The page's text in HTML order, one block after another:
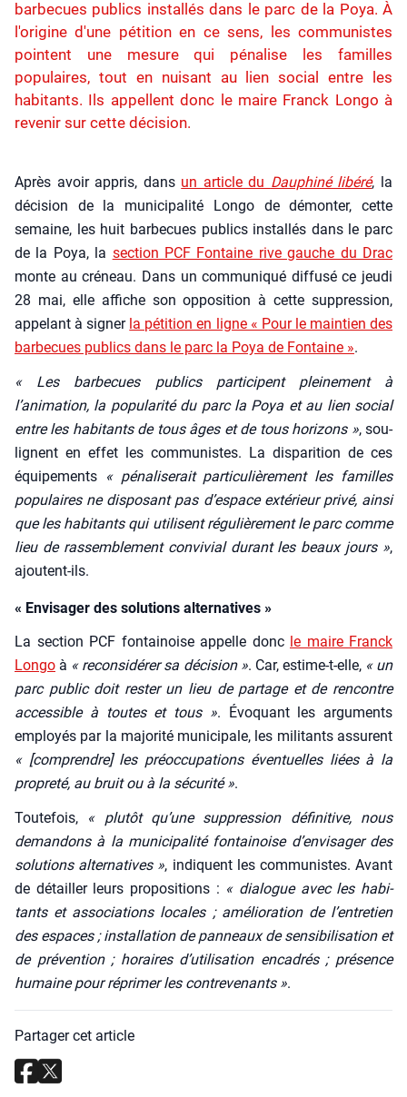
barbecues publics installés dans le parc de la Poya. À
l'origine d'une pétition en ce sens, les communistes
pointent une mesure qui pénalise les familles
populaires, tout en nuisant au lien social entre les
habitants. Ils appellent donc le maire Franck Longo à
revenir sur cette décision.
Après avoir appris, dans un article du Dau­phi­né libé­ré, la
déci­sion de la muni­ci­pa­li­té Lon­go de démon­ter, cette
semaine, les huit bar­be­cues publics ins­tal­lés dans le parc
de la Poya, la sec­tion PCF Fon­taine rive gauche du Drac
monte au cré­neau. Dans un com­mu­ni­qué dif­fu­sé ce jeu­di
28 mai, elle affiche son oppo­si­tion à cette sup­pres­sion,
appe­lant à signer la péti­tion en ligne « Pour le main­tien des
bar­be­cues publics dans le parc la Poya de Fon­taine ».
« Les bar­be­cues publics par­ti­cipent plei­ne­ment à
l’animation, la popu­la­ri­té du parc la Poya et au lien social
entre les habi­tants de tous âges et de tous hori­zons », sou­
lignent en effet les com­mu­nistes. La dis­pa­ri­tion de ces
équi­pe­ments « péna­li­se­rait par­ti­cu­liè­re­ment les familles
popu­laires ne dis­po­sant pas d’espace exté­rieur pri­vé, ain­si
que les habi­tants qui uti­lisent régu­liè­re­ment le parc comme
lieu de ras­sem­ble­ment convi­vial durant les beaux jours »,
ajoutent-ils.
« Envisager des solutions alternatives »
La sec­tion PCF fon­tai­noise appelle donc le maire Franck
Lon­go à « recon­si­dé­rer sa déci­sion ». Car, estime-t-elle, « un
parc public doit res­ter un lieu de par­tage et de ren­contre
acces­sible à toutes et tous ». Évo­quant les argu­ments
employés par la majo­ri­té muni­ci­pale, les mili­tants assurent
« [com­prendre] les pré­oc­cu­pa­tions éven­tuelles liées à la
pro­pre­té, au bruit ou à la sécu­ri­té ».
Tou­te­fois, « plu­tôt qu’une sup­pres­sion défi­ni­tive, nous
deman­dons à la muni­ci­pa­li­té fon­tai­noise d’envisager des
solu­tions alter­na­tives », indiquent les com­mu­nistes. Avant
de détailler leurs pro­po­si­tions : « dia­logue avec les habi­
tants et asso­cia­tions locales ; amé­lio­ra­tion de l’entretien
des espaces ; ins­tal­la­tion de pan­neaux de sen­si­bi­li­sa­tion et
de pré­ven­tion ; horaires d’utilisation enca­drés ; pré­sence
humaine pour répri­mer les contre­ve­nants ».
Partager cet article